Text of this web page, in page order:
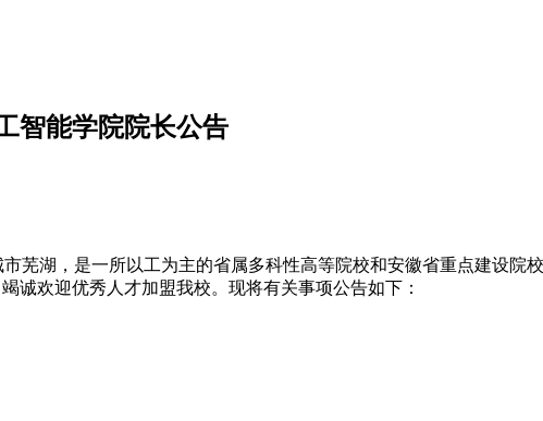
智能学院院长公告
芜湖，是一所以工为主的省属多科性高等院校和安徽省重点建设院
诚欢迎优秀人才加盟我校。现将有关事项公告如下：